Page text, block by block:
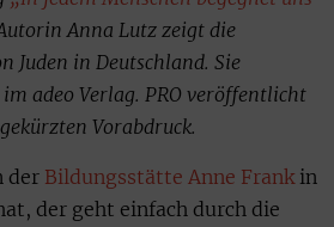
Anna Lutz zeigt die
Juden in Deutschland. Sie
adeo Verlag. PRO veröffentlicht
Vorabdruck.
der Bildungsstätte Anne Frank in
der geht einfach durch die